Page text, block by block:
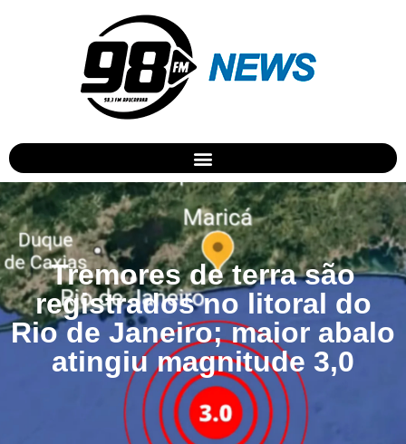
Tremores de terra são
registrados no litoral do
Rio de Janeiro; maior abalo
atingiu magnitude 3,0